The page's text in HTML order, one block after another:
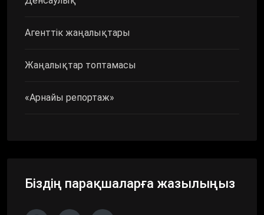
Агенттік жаңалықтары
Жаңалықтар топтамасы
«Арнайы репортаж»
Біздің парақшаларға жазылыңыз